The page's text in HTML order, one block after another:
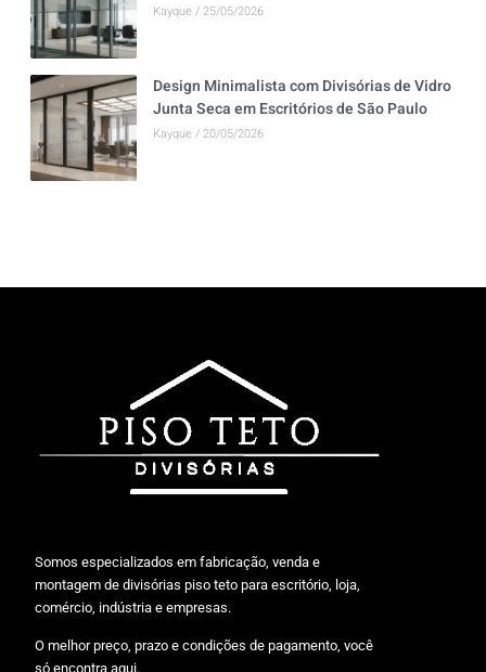
Kayque 25/05/2026
Design Minimalista com Divisórias de Vidro
Junta Seca em Escritórios de São Paulo
Kayque 20/05/2026
Somos especializados em fabricação, venda e
montagem de divisórias piso teto para escritório, loja,
comércio, indústria e empresas.
O melhor preço, prazo e condições de pagamento, você
só encontra aqui.